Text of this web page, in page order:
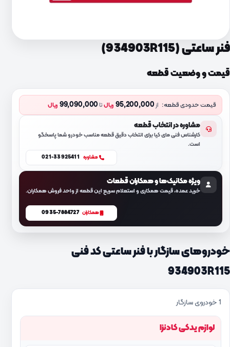
فنر ساعتی (934903R115)
قیمت و وضعیت قطعه
قیمت حدودی قطعه: از95,200,000 ریالتا99,090,000 ریال
مشاوره در انتخاب قطعه
کارشناس فنی مای کیا برای انتخاب دقیق قطعه مناسب خودرو شما پاسخگو
است.
مشاوره 021-33925411
ویژه مکانیک‌ها و همکاران قطعات
خرید عمده، قیمت همکاری و استعلام سریع این قطعه از واحد فروش همکاران.
همکاران 0935-7884727
خودروهای سازگار با فنر ساعتی کد فنی
934903R115
1 خودروی سازگار
لوازم یدکی کادنزا